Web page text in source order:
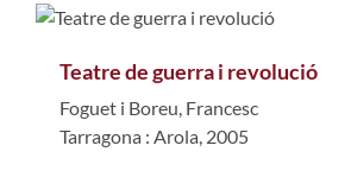
Teatre de guerra i revolució
Foguet i Boreu, Francesc
Tarragona : Arola, 2005